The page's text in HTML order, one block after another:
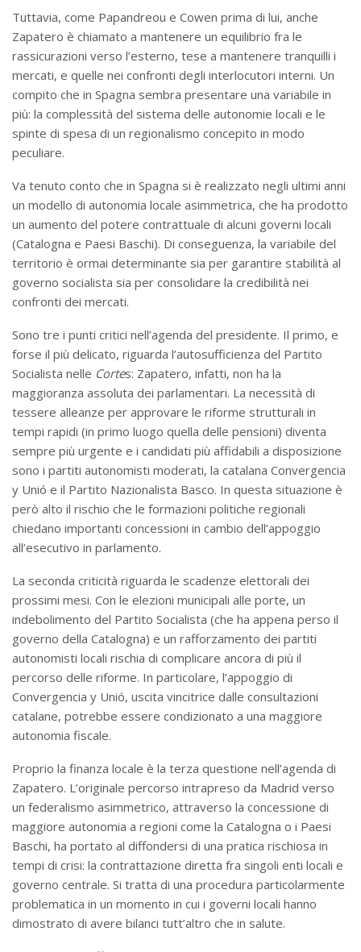
Tuttavia, come Papandreou e Cowen prima di lui, anche
Zapatero è chiamato a mantenere un equilibrio fra le
rassicurazioni verso l’esterno, tese a mantenere tranquilli i
mercati, e quelle nei confronti degli interlocutori interni. Un
compito che in Spagna sembra presentare una variabile in
più: la complessità del sistema delle autonomie locali e le
spinte di spesa di un regionalismo concepito in modo
peculiare.
Va tenuto conto che in Spagna si è realizzato negli ultimi anni
un modello di autonomia locale asimmetrica, che ha prodotto
un aumento del potere contrattuale di alcuni governi locali
(Catalogna e Paesi Baschi). Di conseguenza, la variabile del
territorio è ormai determinante sia per garantire stabilità al
governo socialista sia per consolidare la credibilità nei
confronti dei mercati.
Sono tre i punti critici nell’agenda del presidente. Il primo, e
forse il più delicato, riguarda l’autosufficienza del Partito
Socialista nelle Cortes: Zapatero, infatti, non ha la
maggioranza assoluta dei parlamentari. La necessità di
tessere alleanze per approvare le riforme strutturali in
tempi rapidi (in primo luogo quella delle pensioni) diventa
sempre più urgente e i candidati più affidabili a disposizione
sono i partiti autonomisti moderati, la catalana Convergencia
y Unió e il Partito Nazionalista Basco. In questa situazione è
però alto il rischio che le formazioni politiche regionali
chiedano importanti concessioni in cambio dell’appoggio
all’esecutivo in parlamento.
La seconda criticità riguarda le scadenze elettorali dei
prossimi mesi. Con le elezioni municipali alle porte, un
indebolimento del Partito Socialista (che ha appena perso il
governo della Catalogna) e un rafforzamento dei partiti
autonomisti locali rischia di complicare ancora di più il
percorso delle riforme. In particolare, l’appoggio di
Convergencia y Unió, uscita vincitrice dalle consultazioni
catalane, potrebbe essere condizionato a una maggiore
autonomia fiscale.
Proprio la finanza locale è la terza questione nell’agenda di
Zapatero. L’originale percorso intrapreso da Madrid verso
un federalismo asimmetrico, attraverso la concessione di
maggiore autonomia a regioni come la Catalogna o i Paesi
Baschi, ha portato al diffondersi di una pratica rischiosa in
tempi di crisi: la contrattazione diretta fra singoli enti locali e
governo centrale. Si tratta di una procedura particolarmente
problematica in un momento in cui i governi locali hanno
dimostrato di avere bilanci tutt’altro che in salute.